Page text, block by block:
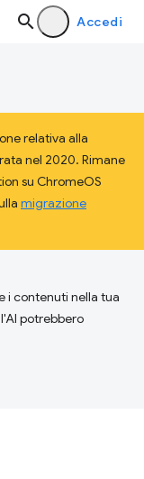
Accedi
relativa alla
nel 2020. Rimane
su ChromeOS
migrazione
i contenuti nella tua
potrebbero